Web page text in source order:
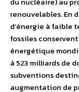
renouvelables. En
d’énergie à faible
fossiles
énergétique
à 523 milliards de
subventions
augmentation de